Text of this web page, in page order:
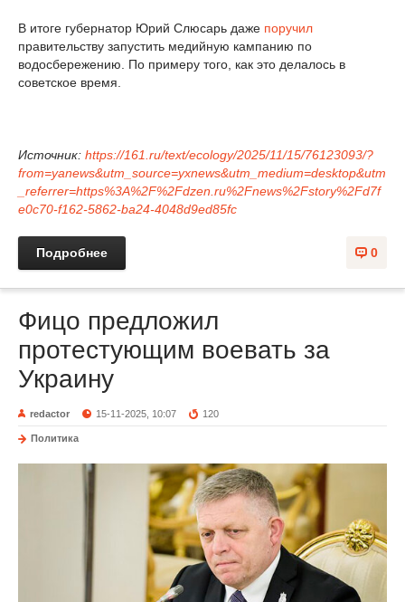
В итоге губернатор Юрий Слюсарь даже поручил
правительству запустить медийную кампанию по
водосбережению. По примеру того, как это делалось в
советское время.
Источник: https://161.ru/text/ecology/2025/11/15/76123093/?
from=yanews&utm_source=yxnews&utm_medium=desktop&utm
_referrer=https%3A%2F%2Fdzen.ru%2Fnews%2Fstory%2Fd7f
e0c70-f162-5862-ba24-4048d9ed85fc
0
Подробнее
Фицо предложил
протестующим воевать за
Украину
redactor 15-11-2025, 10:07 120
Политика